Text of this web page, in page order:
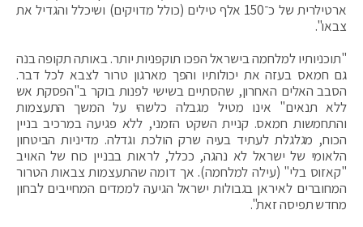
ארטילרית של כ־150 אלף טילים (כולל מדויקים) ושיכלל והגדיל את
צבאו".
"תוכניותיו למלחמה בישראל הפכו תוקפניות יותר. באותה תקופה בנה
גם חמאס בעזה את יכולותיו והפך מארגון טרור לצבא לכל דבר.
הסבב האלים האחרון, שהסתיים בשישי לפנות בוקר ב"הפסקת אש
ללא תנאים" אינו מטיל מגבלה כלשהי על המשך התעצמות
והתחמשות חמאס. קניית השקט הזמני, ללא פגיעה במרכיב בניין
הכוח, מגלגלת לעתיד בעיה שרק הולכת וגדלה. מדיניות הביטחון
הלאומי של ישראל לא נהגה, ככלל, לראות בבניין כוח של האויב
"קאזוס בלי" (עילה למלחמה). אך דומה שהתעצמות צבאות הטרור
המחוברים לאיראן בגבולות ישראל הגיעה לממדים המחייבים לבחון
מחדש תפיסה זאת".